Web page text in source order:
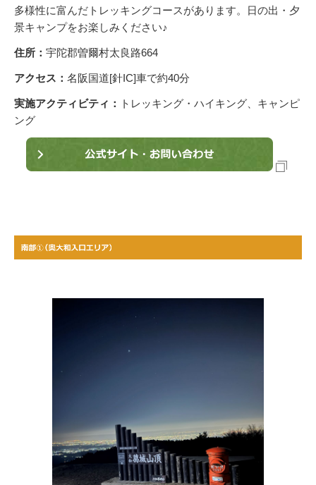
多様性に富んだトレッキングコースがあります。日の出・夕
景キャンプをお楽しみください♪
住所： 宇陀郡曽爾村太良路664
アクセス： 名阪国道[針IC]車で約40分
実施アクティビティ：
トレッキング・ハイキング、キャンピ
ング